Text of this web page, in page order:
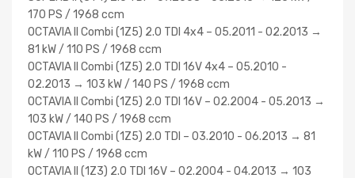
170 PS / 1968 ccm
OCTAVIA II Combi (1Z5) 2.0 TDI 4x4 – 05.2011 - 02.2013 →
81 kW / 110 PS / 1968 ccm
OCTAVIA II Combi (1Z5) 2.0 TDI 16V 4x4 – 05.2010 -
02.2013 → 103 kW / 140 PS / 1968 ccm
OCTAVIA II Combi (1Z5) 2.0 TDI 16V – 02.2004 - 05.2013 →
103 kW / 140 PS / 1968 ccm
OCTAVIA II Combi (1Z5) 2.0 TDI – 03.2010 - 06.2013 → 81
kW / 110 PS / 1968 ccm
OCTAVIA II (1Z3) 2.0 TDI 16V – 02.2004 - 04.2013 → 103